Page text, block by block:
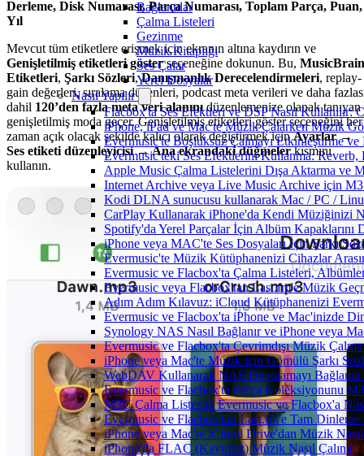
Bağlantılar
Çalma Listeleri
Gezinme
Müzik Kitaplığı
Ses Çalar
Yerel Dosyalar
Nasıl Yapılır
Flacbox'ta Ses Efektleri ve DSP Nasıl Kullanılır:
iPhone, iPad ve Mac'te Müzik Çalarken Müzik
Evermusic'te Boşluksuz Çalmayı Etkinleştirme
Evermusic'teki Ses Efektlerini Kullanma:
Apple Music Çalma Listelerini Dışa Aktarma ve
Internet Archive veya Live Music Archive için
Kodi DLNA sunucusu kullanarak Mac / PC /
CarPlay Kullanarak iPhone'da Kendi Müziğinizi
Spotify'da Yerel Parçalar İçin Albüm Kapaklarını
iPhone veya MAC'te Ses Dosyaları İçin Şarkı
Evermusic'te Müzik Kütüphanenizi Cihazlar
Evermusic ve Flacbox'ta Çalma Listeleri,
Evermusic veya Flacbox'tan Last.fm'e Müzik
Adım Adım Kılavuz: iCloud Kütüphanenizi
Evermusic ve Flacbox'ta iPhone ve Mac'inizde
Synology NAS Nasıl Bağlanır ve iPhone veya
Evermusic ve Flacbox'ta Çevrimdışı Müzik
iPhone veya Mac'te Müzik için Gömülü Şarkı
WebDAV Kullanarak NAS Depolamayı
Evermusic ve Flacbox'ta Parça Koleksiyonunu
M3U Çalma Listesini Evermusic ve Flacbox'a
Evermusic ve Flacbox'tan Last.fm'e Tam Dinleme
iPhone veya Mac'te iCloud Drive'dan Müzik
iPhone'da FLAC (Kayıpsız) Müzik Nasıl Çalınır
Derleme, Disk Numarası, Parça Numarası, Toplam Parça, Puan,
Yıl
Mevcut tüm etiketlere erişmek için ekranın altına kaydırın ve
Genişletilmiş etiketleri gösterseçeneğine dokunun. Bu,
Etiketleri, Şarkı Sözleri,Danışmanlık Derecelendirmeleri, replay-
gain değerleri, sıralama düzenleri, podcast meta verileri ve daha
dahil 120’den fazla meta veri alanınıdüzenlemenize olanak tanıyan
genişletilmiş moda geçer. Genişletilmiş etiketleri göster seçeneğini her
zaman açık olacak şekilde kalıcı olarak değiştirmek içinAyarlar →
Ses etiketi düzenleyicisi → Ana ekrandaki düğmelerkısmını
kullanın.